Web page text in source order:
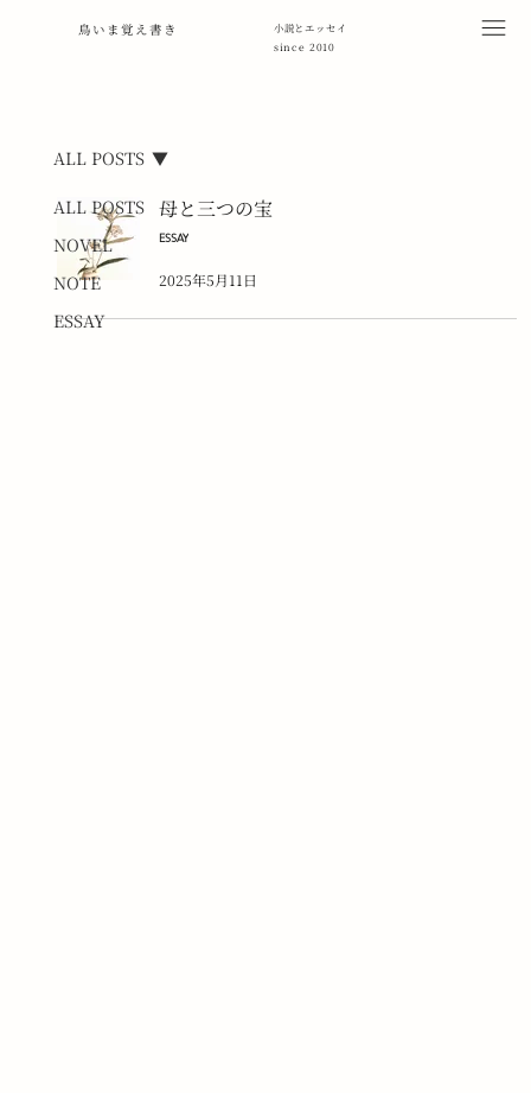
鳥いま覚え書き
小説とエッセイ
since 2010
ALL POSTS
NOVEL
NOTE
ESSAY
ALL POSTS
母と三つの宝
ESSAY
2025年5月11日